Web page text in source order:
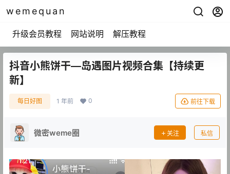
wemequan
升级会员教程 网站说明 解压教程
抖音小熊饼干—岛遇图片视频合集【持续更
新】
每日好图 1 年前 0 前往下载
微密weme圈 关注 私信